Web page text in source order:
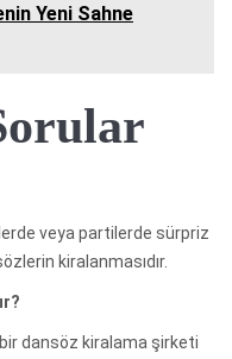
Yeni Sahne
veya partilerde sürpriz
kiralanmasıdır.
dansöz kiralama şirketi